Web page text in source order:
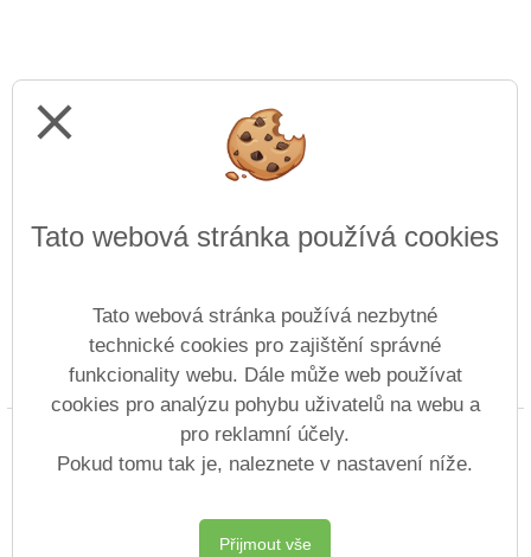
Prohlášení o přístupnosti Mapa webu Cookies
Copyright © 2013 - 2026 Střední odborná škola
technická a zahradnická Lovosice &
Vitalex
Postaveno ve službě
VlastníŠkolníWeb.cz
close
Tato webová stránka používá cookies
Tato webová stránka používá nezbytné
technické cookies pro zajištění správné
funkcionality webu. Dále může web používat
cookies pro analýzu pohybu uživatelů na webu a
pro reklamní účely.
Pokud tomu tak je, naleznete v nastavení níže.
Přijmout vše